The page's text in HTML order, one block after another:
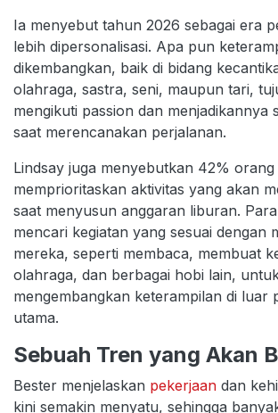
Ia menyebut tahun 2026 sebagai era
lebih dipersonalisasi. Apa pun
dikembangkan, baik di bidang
olahraga, sastra, seni, maupun tari,
mengikuti passion dan menjadikannya
saat merencanakan perjalanan.
Lindsay juga menyebutkan 42% orang
memprioritaskan aktivitas yang akan
saat menyusun anggaran liburan.
mencari kegiatan yang sesuai dengan
mereka, seperti membaca, membuat
olahraga, dan berbagai hobi lain,
mengembangkan keterampilan di luar
utama.
Sebuah Tren yang Akan
Bester menjelaskan pekerjaan dan
kini semakin menyatu, sehingga